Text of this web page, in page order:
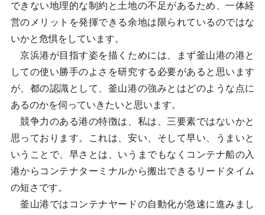
できない地理的な制約と土地の不足があるため、一体経
営のメリットを発揮できる余地は限られているのではな
いかと危惧をしています。
京浜港が目指す姿を描くためには、まず釜山港の港と
しての使い勝手のよさを研究する必要があると思います
が、都の認識として、釜山港の強みとはどのような点に
あるのかを伺っていきたいと思います。
競争力のある港の特徴は、私は、三要素ではないかと
思っております。これは、安い、そして早い、うまいと
いうことで、早さとは、いうまでもなくコンテナ船の入
港からコンテナターミナルから搬出できるリードタイム
の短さです。
釜山港ではコンテナヤードの自動化が急速に進みまし